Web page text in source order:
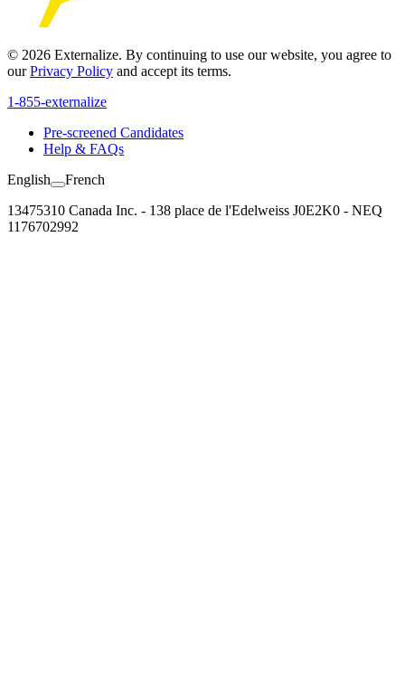
© 2026 Externalize. By continuing to use our website, you agree to
ourPrivacy Policy and accept its terms.
1-855-externalize
Pre-screened Candidates
Help & FAQs
English
French
13475310 Canada Inc. - 138 place de l'Edelweiss J0E2K0 - NEQ
1176702992